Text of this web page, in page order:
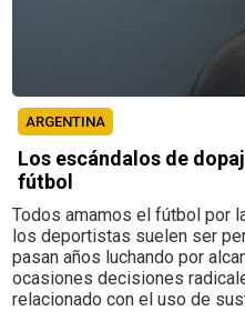
ARGENTINA
Los escándalos de
fútbol
Todos amamos el fútbol por
los deportistas suelen ser
pasan años luchando por
ocasiones decisiones
relacionado con el uso de